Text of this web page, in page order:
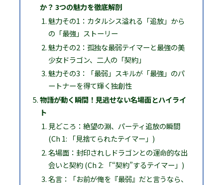
か？ 3つの魅力を徹底解剖
魅力その1：カタルシス溢れる「追放」から
の「最強」ストーリー
魅力その2：孤独な最弱テイマーと最強の美
少女ドラゴン、二人の「契約」
魅力その3：「最弱」スキルが「最強」のパ
ートナーを得て輝く独創性
物語が動く瞬間！見逃せない名場面とハイライ
ト
見どころ：絶望の淵、パーティ追放の瞬間
(Ch 1: 「見捨てられたテイマー」)
名場面：封印されしドラゴンとの運命的な出
会いと契約 (Ch 2: 「“契約”するテイマー」)
名言：「お前が俺を『最弱』だと言うなら、